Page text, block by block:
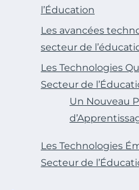
l’Éducation
Les avancées
secteur de
Les Technologies
Secteur de
Un Nouveau
Les Technologies
Secteur de